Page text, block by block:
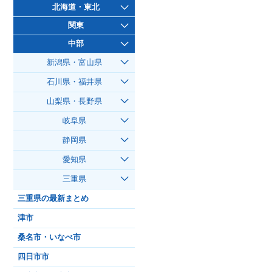
北海道・東北
関東
中部
新潟県・富山県
石川県・福井県
山梨県・長野県
岐阜県
静岡県
愛知県
三重県
三重県の最新まとめ
津市
桑名市・いなべ市
四日市市